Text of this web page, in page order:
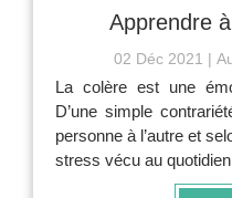
Apprendre
02 Déc 2021
La colère est une
D’une simple
personne à l’autre et
stress vécu au